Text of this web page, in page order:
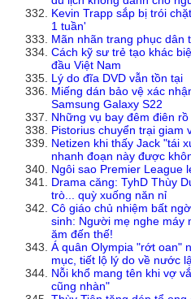
Kevin Trapp sắp bị trói
1 tuần'
Mãn nhãn trang phục dân
Cách kỹ sư trẻ tạo khác
đầu Việt Nam
Lý do đĩa DVD vẫn tồn tại
Miếng dán bảo vệ xác
Samsung Galaxy S22
Những vụ bay đêm điên
Pistorius chuyển trại giam
Netizen khi thấy Jack "tái
nhanh đoạn này được
Ngôi sao Premier League
Drama căng: TyhD Thùy
trò... quỳ xuống năn nỉ
Cô giáo chủ nhiệm bất
sinh: Người mẹ nghe máy
ăm đến thế!
Á quân Olympia "rớt oan"
mục, tiết lộ lý do về nước
Nỗi khổ mang tên khi vợ
cũng nhàn"